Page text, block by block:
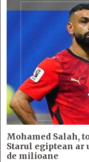
Mohamed Salah,
Starul egiptean ar
de milioane